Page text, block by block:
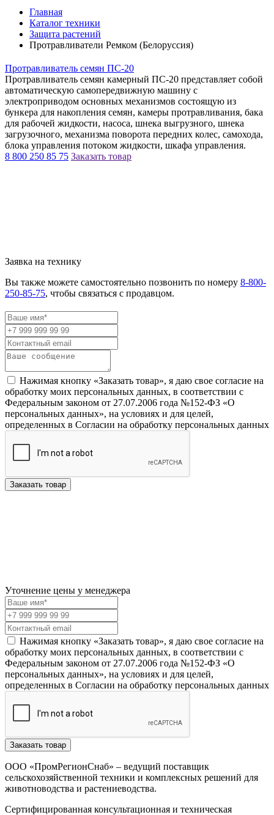
Главная
Каталог техники
Защита растений
Протравливатели Ремком (Белоруссия)
Протравливатель семян ПС-20
Протравливатель семян камерный ПС-20 представляет собой
автоматическую самопередвижную машину с
электроприводом основных механизмов состоящую из
бункера для накопления семян, камеры протравливания, бака
для рабочей жидкости, насоса, шнека выгрузного, шнека
загрузочного, механизма поворота передних колес, самохода,
блока управления потоком жидкости, шкафа управления.
8 800 250 85 75 Заказать товар
Заявка на технику
Вы также можете самостоятельно позвонить по номеру 8-800-
250-85-75, чтобы связаться с продавцом.
Нажимая кнопку «Заказать товар», я даю свое согласие на
обработку моих персональных данных, в соответствии с
Федеральным законом от 27.07.2006 года №152-ФЗ «О
персональных данных», на условиях и для целей,
определенных в Согласии на обработку персональных данных
Заказать товар
Уточнение цены у менеджера
Нажимая кнопку «Заказать товар», я даю свое согласие на
обработку моих персональных данных, в соответствии с
Федеральным законом от 27.07.2006 года №152-ФЗ «О
персональных данных», на условиях и для целей,
определенных в Согласии на обработку персональных данных
Заказать товар
ООО «ПромРегионСнаб» – ведущий поставщик
сельскохозяйственной техники и комплексных решений для
животноводства и растениеводства.
Сертифицированная консультационная и техническая